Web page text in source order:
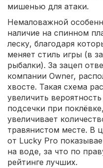
мишенью для атаки.
Немаловажной
наличие на спинном
леску, благодаря
меняет стиль игры (в
рыбалки). За зацеп
компании Owner,
хвосте. Такая схема
увеличить
подсечки при
увеличивает
травянистом месте. В
от Lucky Pro
на воде, за что по
рейтинге лучших.